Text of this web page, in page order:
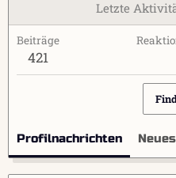
Letzte
Beiträge
421
Profilnachrichten